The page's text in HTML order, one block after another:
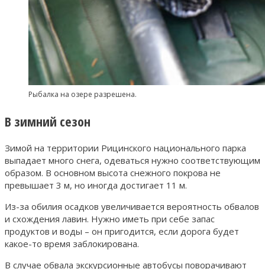
Рыбалка на озере разрешена.
В зимний сезон
Зимой на территории Рицинского национального парка
выпадает много снега, одеваться нужно соответствующим
образом. В основном высота снежного покрова не
превышает 3 м, но иногда достигает 11 м.
Из-за обилия осадков увеличивается вероятность обвалов
и схождения лавин. Нужно иметь при себе запас
продуктов и воды – он пригодится, если дорога будет
какое-то время заблокирована.
В случае обвала экскурсионные автобусы поворачивают